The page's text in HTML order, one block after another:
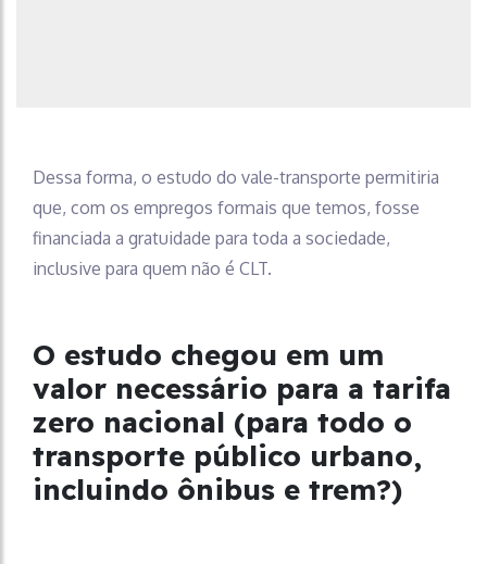
Dessa forma, o estudo do vale-transporte permitiria
que, com os empregos formais que temos, fosse
financiada a gratuidade para toda a sociedade,
inclusive para quem não é CLT.
O estudo chegou em um
valor necessário para a tarifa
zero nacional (para todo o
transporte público urbano,
incluindo ônibus e trem?)